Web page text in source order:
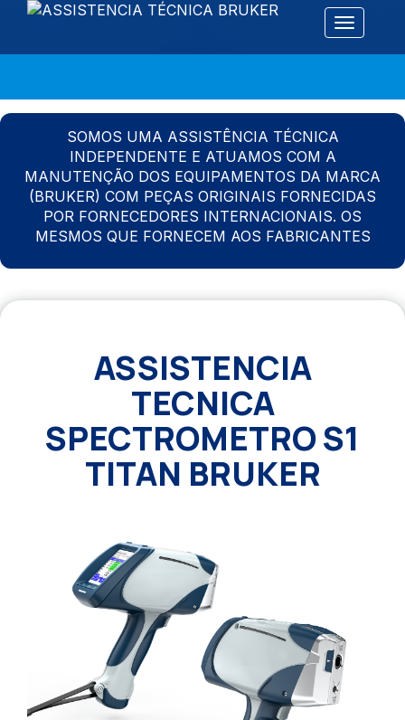
Alternar
SOMOS UMA ASSISTÊNCIA TÉCNICA
INDEPENDENTE E ATUAMOS COM A
MANUTENÇÃO DOS EQUIPAMENTOS DA MARCA
(BRUKER) COM PEÇAS ORIGINAIS FORNECIDAS
POR FORNECEDORES INTERNACIONAIS. OS
MESMOS QUE FORNECEM AOS FABRICANTES
ASSISTENCIA
TECNICA
SPECTROMETRO S1
TITAN BRUKER